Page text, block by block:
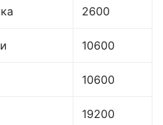
2600
10600
10600
19200